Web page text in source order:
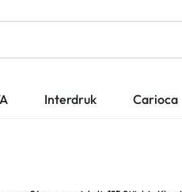
Interdruk Carioca